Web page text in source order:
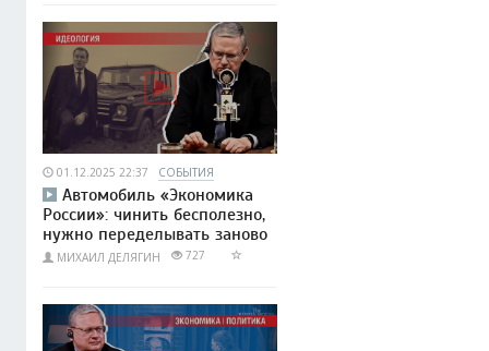
01.12.2025 22:37 СОБЫТИЯ
Автомобиль «Экономика
России»: чинить бесполезно,
нужно переделывать заново
МИХАИЛ ДЕЛЯГИН 727